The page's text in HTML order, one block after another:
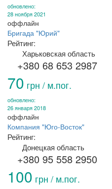
обновлено:
28 ноября 2021
оффлайн
Бригада "Юрий"
Рейтинг:
Харьковская область
+380 68 653 2987
70 грн / м.пог.
обновлено:
26 января 2018
оффлайн
Компания "Юго-Восток"
Рейтинг:
Донецкая область
+380 95 558 2950
100 грн / м.пог.